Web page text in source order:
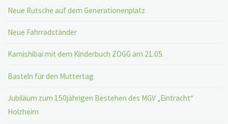
Neue Rutsche auf dem Generationenplatz
Neue Fahrradständer
Kamishibai mit dem Kinderbuch ZOGG am 21.05.
Basteln für den Muttertag
Jubiläum zum 150jährigen Bestehen des MGV „Eintracht“
Holzheim